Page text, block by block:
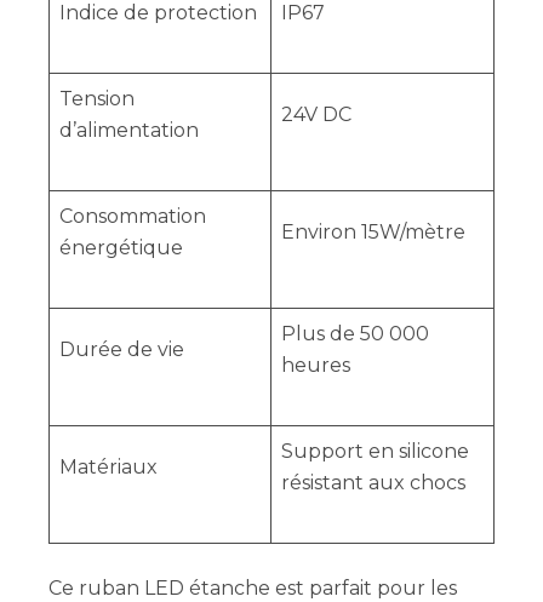
Indice de protection IP67
Tension
d’alimentation
24V DC
Consommation
énergétique
Environ 15W/mètre
Durée de vie
Plus de 50 000
heures
Matériaux
Support en silicone
résistant aux chocs
Ce ruban LED étanche est parfait pour les